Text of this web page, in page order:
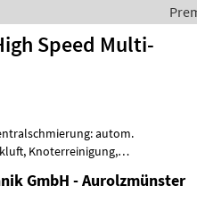
Speed Multi-
autom.
Knoterreinigung,
GmbH - Aurolzmünster